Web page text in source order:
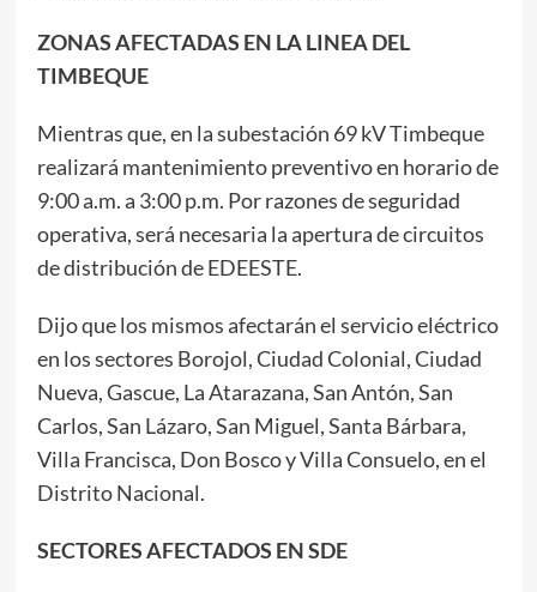
ZONAS AFECTADAS EN LA LINEA DEL
TIMBEQUE
Mientras que, en la subestación 69 kV Timbeque
realizará mantenimiento preventivo en horario de
9:00 a.m. a 3:00 p.m. Por razones de seguridad
operativa, será necesaria la apertura de circuitos
de distribución de EDEESTE.
Dijo que los mismos afectarán el servicio eléctrico
en los sectores Borojol, Ciudad Colonial, Ciudad
Nueva, Gascue, La Atarazana, San Antón, San
Carlos, San Lázaro, San Miguel, Santa Bárbara,
Villa Francisca, Don Bosco y Villa Consuelo, en el
Distrito Nacional.
SECTORES AFECTADOS EN SDE